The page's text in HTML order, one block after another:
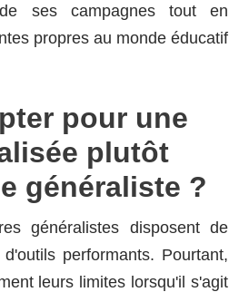
ses campagnes tout en
propres au monde éducatif
pour une
plutôt
généraliste ?
généralistes disposent de
performants. Pourtant,
leurs limites lorsqu'il s'agit